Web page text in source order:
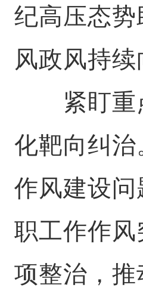
纪高压态
风政风持续
紧盯重
化靶向纠
作风建设问
职工作作
项整治，推